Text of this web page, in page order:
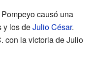
causó una
y los deJulio César.
con la victoria de Julio